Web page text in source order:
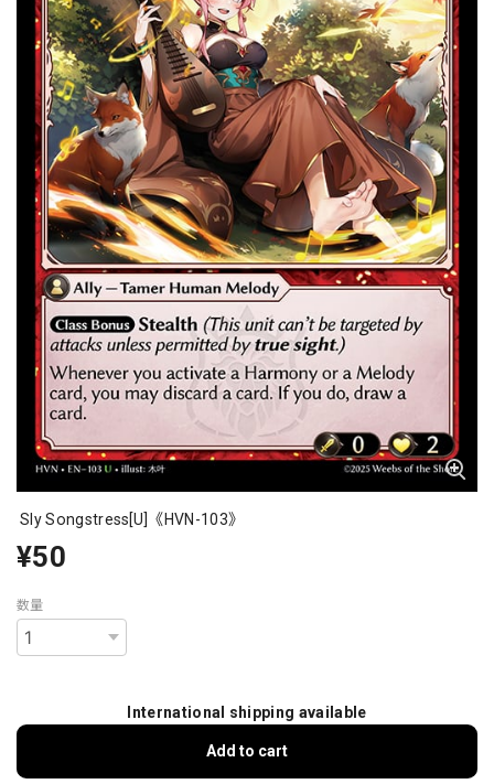
Sly Songstress[U]《HVN-103》
¥50
数量
International shipping available
Add to cart